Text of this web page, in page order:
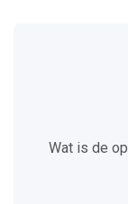
Wat is de